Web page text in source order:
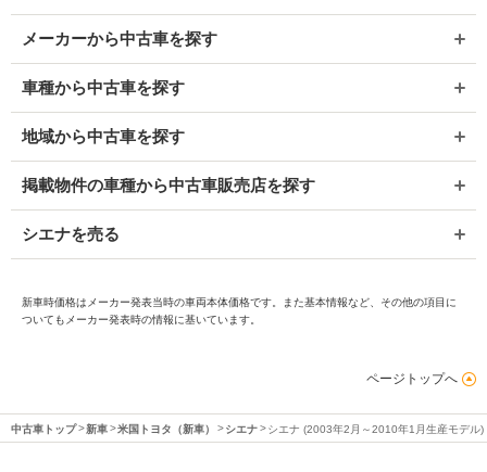
メーカーから中古車を探す
車種から中古車を探す
地域から中古車を探す
掲載物件の車種から中古車販売店を探す
シエナを売る
新車時価格はメーカー発表当時の車両本体価格です。また基本情報など、その他の項目に
ついてもメーカー発表時の情報に基いています。
ページトップへ
中古車トップ 新車 米国トヨタ（新車） シエナ シエナ (2003年2月～2010年1月生産モデル)